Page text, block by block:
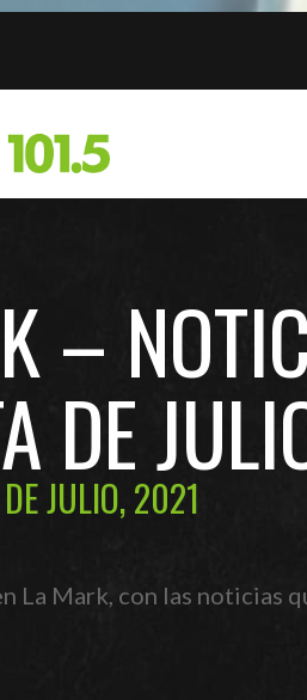
–
DE
JULIO, 2021
La Mark, con las noticias